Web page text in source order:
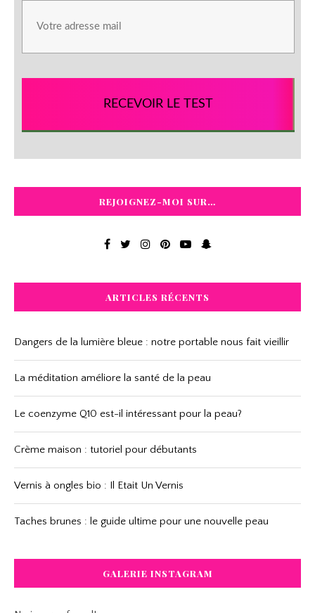
RECEVOIR LE TEST
REJOIGNEZ-MOI SUR…
ARTICLES RÉCENTS
Dangers de la lumière bleue : notre portable nous fait vieillir
La méditation améliore la santé de la peau
Le coenzyme Q10 est-il intéressant pour la peau?
Crème maison : tutoriel pour débutants
Vernis à ongles bio : Il Etait Un Vernis
Taches brunes : le guide ultime pour une nouvelle peau
GALERIE INSTAGRAM